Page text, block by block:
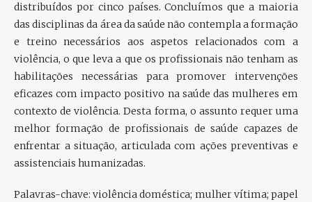
distribuídos por cinco países. Concluímos que a maioria
das disciplinas da área da saúde não contempla a formação
e treino necessários aos aspetos relacionados com a
violência, o que leva a que os profissionais não tenham as
habilitações necessárias para promover intervenções
eficazes com impacto positivo na saúde das mulheres em
contexto de violência. Desta forma, o assunto requer uma
melhor formação de profissionais de saúde capazes de
enfrentar a situação, articulada com ações preventivas e
assistenciais humanizadas.
Palavras-chave:violência doméstica; mulher vítima; papel